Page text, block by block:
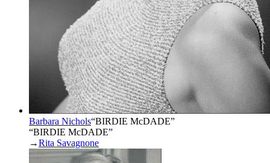
Barbara Nichols“BIRDIE McDADE”
“BIRDIE McDADE”
→Rita Savagnone